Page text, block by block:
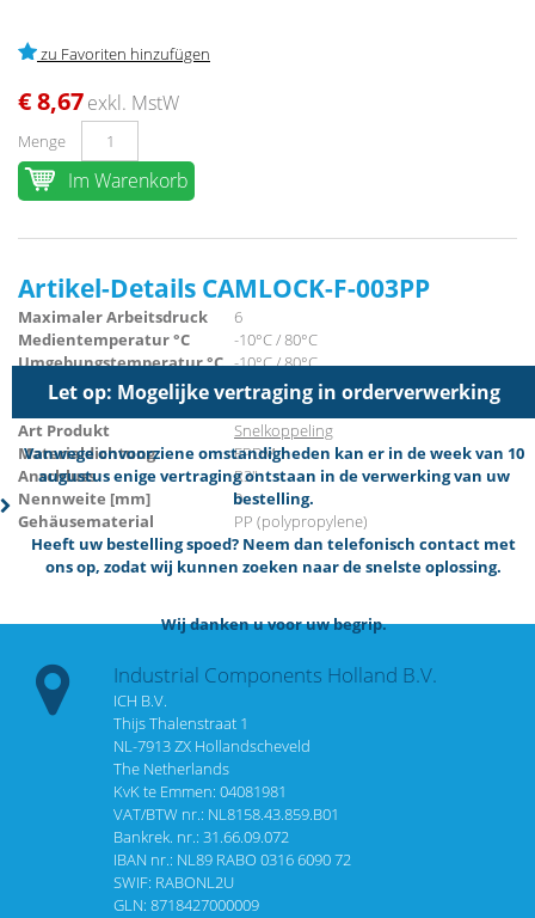
Let op: Mogelijke vertraging in orderverwerking
Vanwege onvoorziene omstandigheden kan er in de week van 10
augustus enige vertraging ontstaan in de verwerking van uw
bestelling.
Heeft uw bestelling spoed? Neem dan telefonisch contact met
ons op, zodat wij kunnen zoeken naar de snelste oplossing.
Wij danken u voor uw begrip.
zu Favoriten hinzufügen
€ 8,67exkl. MstW
Menge
Im Warenkorb
Artikel-Details CAMLOCK-F-003PP
Maximaler Arbeitsdruck
6
Medientemperatur °C
-10°C / 80°C
Umgebungstemperatur °C -10°C / 80°C
Fließen
0
Art Produkt
Snelkoppeling
Materialdichtung
EPDM
Anschluss
R3"
Nennweite [mm]
0
Gehäusematerial
PP (polypropylene)
Industrial Components Holland B.V.
ICH B.V.
Thijs Thalenstraat 1
NL-7913 ZX Hollandscheveld
The Netherlands
KvK te Emmen: 04081981
VAT/BTW nr.: NL8158.43.859.B01
Bankrek. nr.: 31.66.09.072
IBAN nr.: NL89 RABO 0316 6090 72
SWIF: RABONL2U
GLN: 8718427000009